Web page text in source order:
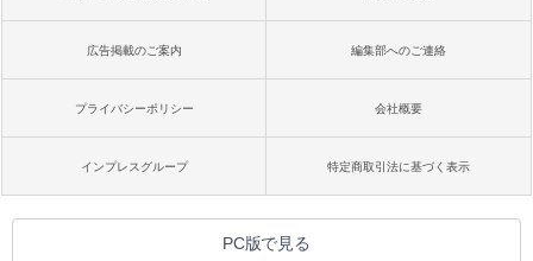
広告掲載のご案内 編集部へのご連絡
プライバシーポリシー 会社概要
インプレスグループ 特定商取引法に基づく表示
PC版で見る